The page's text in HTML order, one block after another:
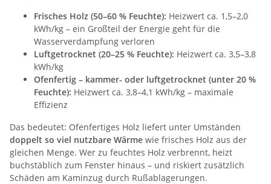
Frisches Holz (50–60 % Feuchte): Heizwert ca. 1,5–2,0
kWh/kg – ein Großteil der Energie geht für die
Wasserverdampfung verloren
Luftgetrocknet (20–25 % Feuchte): Heizwert ca. 3,5–3,8
kWh/kg
Ofenfertig – kammer- oder luftgetrocknet (unter 20 %
Feuchte): Heizwert ca. 3,8–4,1 kWh/kg – maximale
Effizienz
Das bedeutet: Ofenfertiges Holz liefert unter Umständen
doppelt so viel nutzbare Wärme wie frisches Holz aus der
gleichen Menge. Wer zu feuchtes Holz verbrennt, heizt
buchstäblich zum Fenster hinaus – und riskiert zusätzlich
Schäden am Kaminzug durch Rußablagerungen.